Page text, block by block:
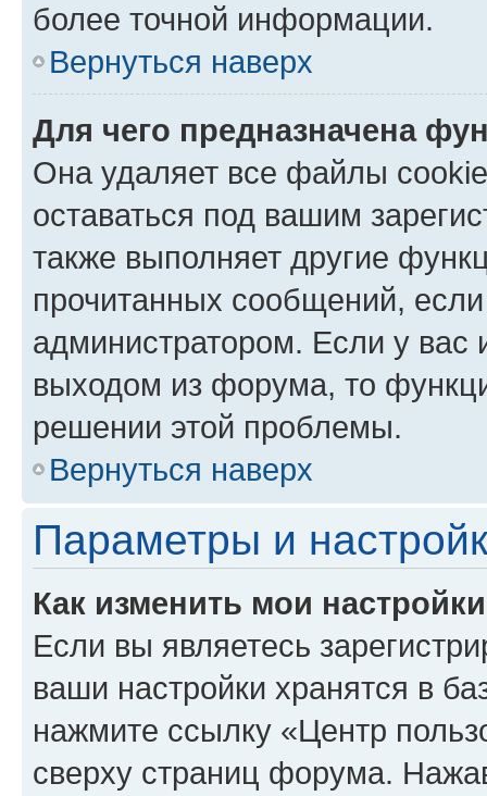
более точной информации.
Вернуться наверх
Для чего предназначена
Она удаляет все файлы
оставаться под вашим
также выполняет другие
прочитанных сообщений,
администратором. Если у
выходом из форума, то
решении этой проблемы.
Вернуться наверх
Параметры и
Как изменить мои
Если вы являетесь
ваши настройки хранятся в
нажмите ссылку «Центр
сверху страниц форума.